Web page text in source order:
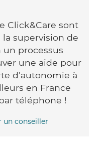
Click&Care sont
supervision de
processus
une aide pour
d'autonomie à
en France
téléphone !
un conseiller